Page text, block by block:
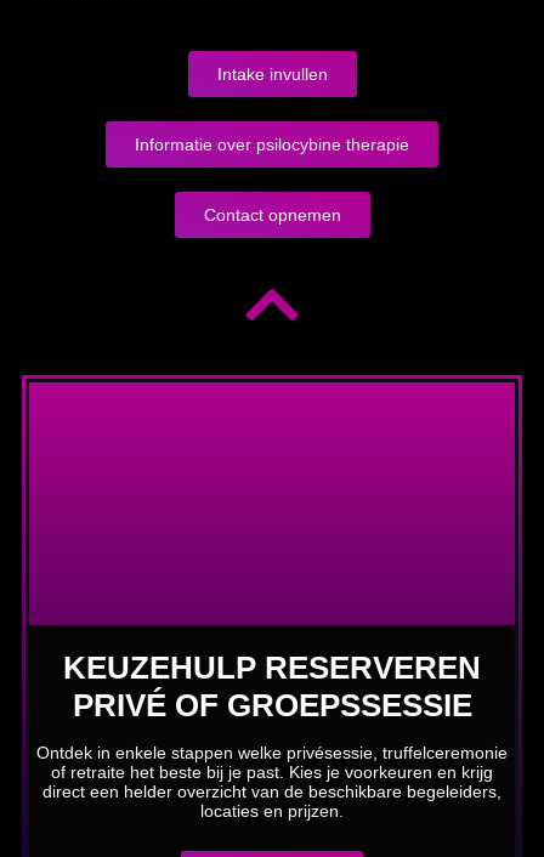
Intake invullen
Informatie over psilocybine therapie
Contact opnemen
KEUZEHULP RESERVEREN
PRIVÉ OF GROEPSSESSIE
Ontdek in enkele stappen welke privésessie, truffelceremonie
of retraite het beste bij je past. Kies je voorkeuren en krijg
direct een helder overzicht van de beschikbare begeleiders,
locaties en prijzen.